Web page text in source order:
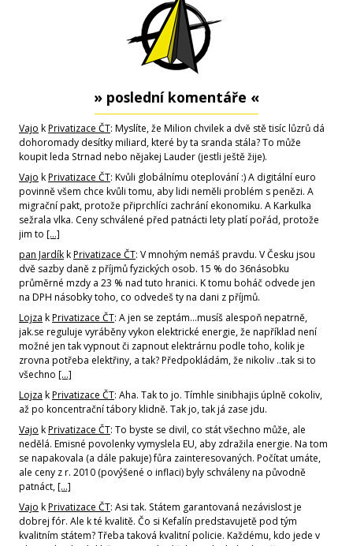
» poslední komentáře «
Vajo kPrivatizace ČT: Myslíte, že Milion chvilek a dvě stě tisíc lůzrů dá
dohoromady desítky miliard, které by ta sranda stála? To může
koupit leda Strnad nebo nějakej Lauder (jestli ještě žije).
Vajo kPrivatizace ČT: Kvůli globálnímu oteplování :) A digitální euro
povinně všem chce kvůli tomu, aby lidi neměli problém s penězi. A
migrační pakt, protože připrchlíci zachrání ekonomiku. A Karkulka
sežrala vlka. Ceny schválené před patnácti lety platí pořád, protože
jim to […]
pan JardíkkPrivatizace ČT: V mnohým nemáš pravdu. V Česku jsou
dvě sazby daně z příjmů fyzických osob. 15 % do 36násobku
průměrné mzdy a 23 % nad tuto hranici. K tomu boháč odvede jen
na DPH násobky toho, co odvedeš ty na dani z příjmů.
Lojza kPrivatizace ČT: A jen se zeptám...musíš alespoň nepatrně,
jak.se reguluje vyráběny vykon elektrické energie, že například není
možné jen tak vypnout či zapnout elektrárnu podle toho, kolik je
zrovna potřeba elektřiny, a tak? Předpokládám, že nikoliv ..tak si to
všechno […]
Lojza kPrivatizace ČT: Aha. Tak to jo. Tímhle sinibhajis úplně cokoliv,
až po koncentrační tábory klidně. Tak jo, tak já zase jdu.
Vajo kPrivatizace ČT: To byste se divil, co stát všechno může, ale
nedělá. Emisné povolenky vymyslela EU, aby zdražila energie. Na tom
se napakovala (a dále pakuje) fůra zainteresovaných. Počítat umáte,
ale ceny z r. 2010 (povýšené o inflaci) byly schváleny na původně
patnáct,[…]
Vajo kPrivatizace ČT: Asi tak. Státem garantovaná nezávislost je
dobrej fór. Ale k té kvalitě. Čo si Kefalín predstavujetě pod tým
kvalitním státem? Třeba taková kvalitní policie. Každému, kdo jede v